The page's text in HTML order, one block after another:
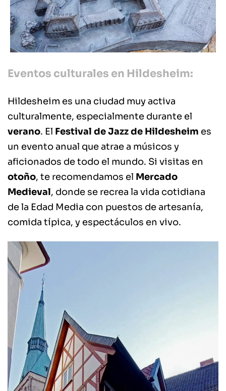
Eventos culturales en Hildesheim:
Hildesheim es una ciudad muy activa
culturalmente, especialmente durante el
verano. El Festival de Jazz de Hildesheim es
un evento anual que atrae a músicos y
aficionados de todo el mundo. Si visitas en
otoño, te recomendamos el Mercado
Medieval, donde se recrea la vida cotidiana
de la Edad Media con puestos de artesanía,
comida típica, y espectáculos en vivo.